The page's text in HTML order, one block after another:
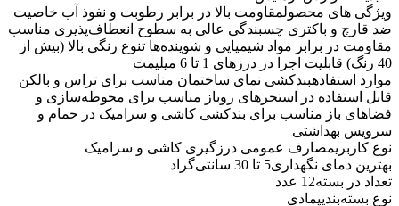
ویژگی های محصولمقاومت بالا در برابر رطوبت و نفوذ آب خاصیت
ضد قارچ و باکتری چسبندگی عالی به سطوح انعطاف‌پذیری مناسب
مقاومت در برابر مواد شیمیایی و شوینده‌ها تنوع رنگی بالا (بیش از
40 رنگ) قابلیت اجرا در درزهای 1 تا 6 میلیمت
موارد استفادهبندکشی نمای ساختمان مناسب برای تراس و بالکن
قابل استفاده در استخرهای روباز مناسب برای محوطه‌سازی و
فضاهای باز مناسب برای بندکشی کاشی و سرامیک در حمام و
سرویس بهداشتی
نوع کاربریمصارف عمومی درزگیری کاشی و سرامیک
بهترین دمای نگهداری5 تا 30 سانتی‌گراد
تعداد در بسته12 عدد
نوع بسته‌بندیپمادی